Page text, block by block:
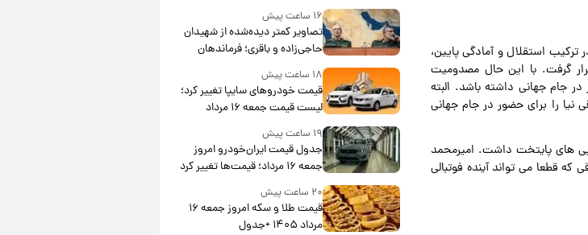
استقلال و آمادگی پایین،
تجربه زیادش جزو لیست ۳۰ نفره تیم ملی قرار گرفت. با این حال مصدومیت
جام جهانی داشته باشد. البته
را برای حضور در جام جهانی
های پایتخت داشت. امیرمحمد
که قطعا می تواند آینده فوتبالی
۱۶ ساعت پیش
تصاویر کمتر دیده‌شده از شهیدان
حاجی‌زاده و باقری؛ فرماندهان
شهید هوافضای ایران
۱۸ ساعت پیش
قیمت خودروهای سایپا تغییر کرد؛
لیست قیمت جمعه ۱۶ مرداد
منتشر شد
۱۹ ساعت پیش
جدول قیمت ایران‌خودرو امروز
جمعه ۱۶ مرداد؛ قیمت‌ها تغییر کرد
۲۰ ساعت پیش
قیمت طلا و سکه امروز جمعه ۱۶
مرداد ۱۴۰۵ +جدول